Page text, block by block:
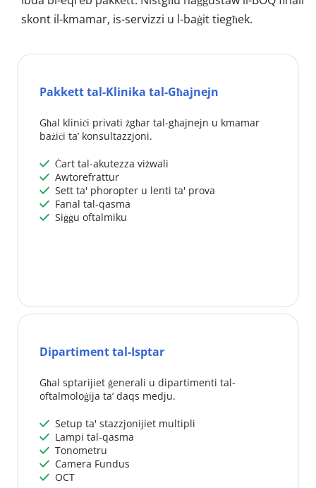
skont il-kmamar, is-servizzi u l-baġit tiegħek.
Pakkett tal-Klinika tal-Għajnejn
Għal kliniċi privati ​​żgħar tal-għajnejn u kmamar
bażiċi ta’ konsultazzjoni.
 Ċart tal-akutezza viżwali
 Awtorefrattur
 Sett ta' phoropter u lenti ta' prova
 Fanal tal-qasma
 Siġġu oftalmiku
Dipartiment tal-Isptar
Għal sptarijiet ġenerali u dipartimenti tal-
oftalmoloġija ta’ daqs medju.
 Setup ta' stazzjonijiet multipli
 Lampi tal-qasma
 Tonometru
 Camera Fundus
 OCT